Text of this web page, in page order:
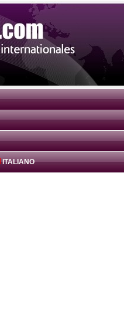
ITALIANO
1.15% (